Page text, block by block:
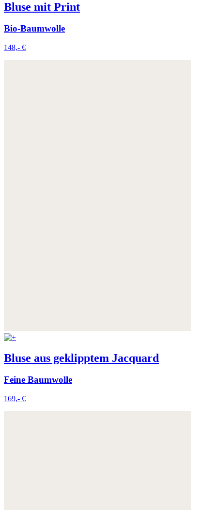
Bluse mit Print
Bio-Baumwolle
148,- €
Bluse aus geklipptem Jacquard
Feine Baumwolle
169,- €